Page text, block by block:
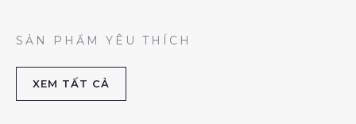
SẢN PHẨM YÊU THÍCH
XEM TẤT CẢ